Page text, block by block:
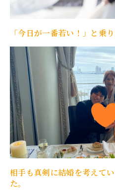
「今日が一番若い！」と乗り
相手も真剣に結婚を考えて
た。